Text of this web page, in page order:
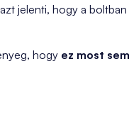
jelenti, hogy a
hogy ez most